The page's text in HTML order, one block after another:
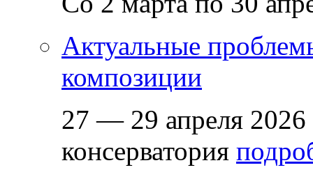
Актуальные
композиции
27 — 29 апреля 2026
консерватория